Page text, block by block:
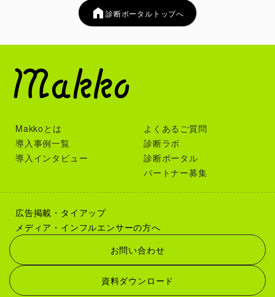
診断ポータルトップへ
Makkoとは
導入事例一覧
導入インタビュー
よくあるご質問
診断ラボ
診断ポータル
パートナー募集
広告掲載・タイアップ
メディア・インフルエンサーの方へ
お問い合わせ
資料ダウンロード